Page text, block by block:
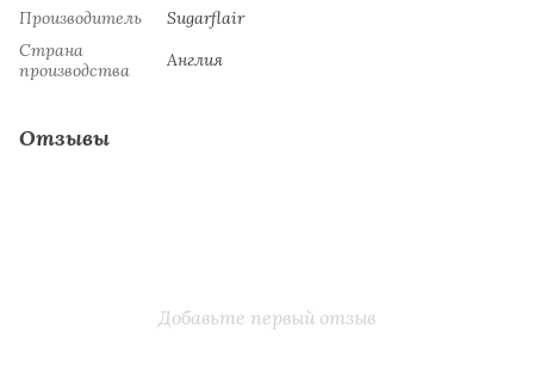
Производитель
Sugarflair
Страна
производства
Англия
Отзывы
Добавьте первый отзыв